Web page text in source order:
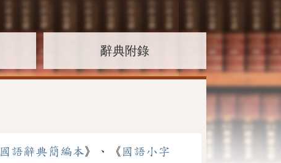
辭典附錄
國語辭典簡編本》、《 國語小字